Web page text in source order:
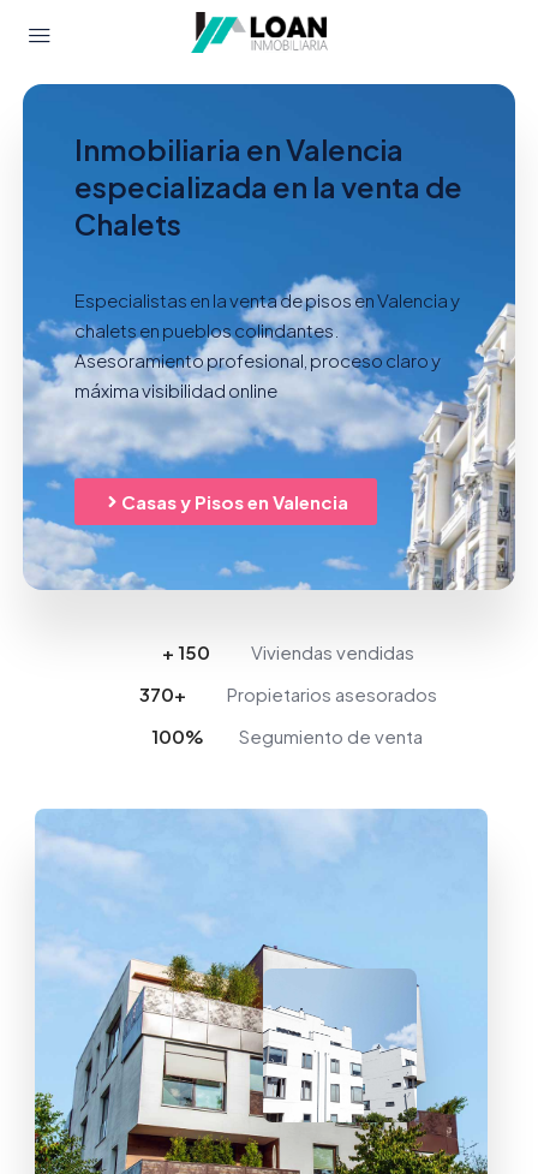
Inmobiliaria en Valencia
especializada en la venta de
Chalets
Especialistas en la venta de pisos en Valencia y
chalets en pueblos colindantes.
Asesoramiento profesional, proceso claro y
máxima visibilidad online
Casas y Pisos en Valencia
+ 150
Viviendas vendidas
370+
Propietarios asesorados
100% Segumiento de venta